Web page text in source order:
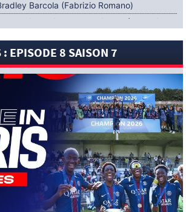
Barcola (Fabrizio Romano)
: Accord contractuel trouvé entre le
: Le PSG aurait lancé un ultimatum
Ferran Torres (Matteo Moretto)
Mercato : Khalil Ayari prêté à Dunkerque
Leverkusen : un retour de Diaby envisagé
Nsoki va filer au Dinamo Zagreb
: Suzuki acheté par le PSG puis prêté ?
EPISODE 8 SAISON 7